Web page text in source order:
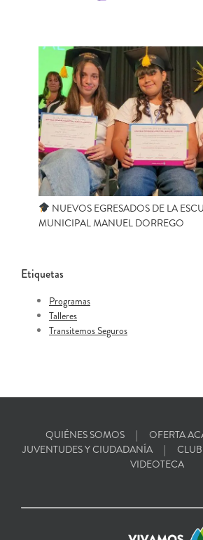
NUEVOS EGRESADOS DE LA
MUNICIPAL MANUEL DORREGO
Etiquetas
Programas
Talleres
Transitemos Seguros
QUIÉNES SOMOS
OFERTA
JUVENTUDES Y CIUDADANÍA
VIDEOTECA